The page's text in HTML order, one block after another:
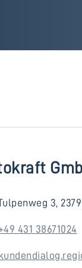
3,
431 38671024